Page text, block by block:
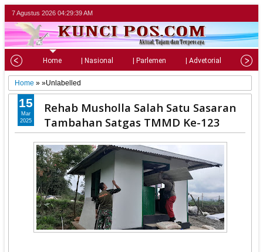
7 Agustus 2026 04:29:40 AM
Home | Nasional | Parlemen | Advetorial |
Home » »Unlabelled
Rehab Musholla Salah Satu Sasaran
Tambahan Satgas TMMD Ke-123
15
Mar
2025